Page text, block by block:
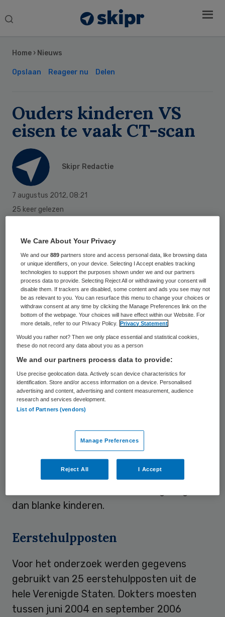
Search
Home › Nieuws
Opslaan Reageer nu Delen
Ouders kinderen VS
eisen te vaak CT-scan
Skipr Redactie
7 augustus 2012, 08:21
25 keer gelezen
Amerikaanse blanke kinderen met lichte
verwondingen aan hun hoofd krijgen
waarschijnlijk te vaak een CT-scan. Dat
gebeurt deels omdat hun ouders dat eisen.
Daardoor worden ze onnodig blootgesteld
aan straling. Dat blijkt uit onderzoek
waarover het tijdschrift Archives of
Pediatrics & Adolescent Medicine schrijft.
De onderzoekers keken hoe vaak kinderen
met een bepaalde etniciteit een CT-scan
kregen. Van de 39.717 kinderen met lichte
hoofdwonden kreeg 42 procent van de
blanke kinderen een CT-scan. Bij Afro-
Amerikaanse kinderen en latino’s was dat
percentage 28. Uit eerdere studies bleek
dat Afro-Amerikaanse kinderen met
dan blanke kinderen.
Eerstehulpposten
Voor het onderzoek werden gegevens
gebruikt van 25 eerstehulpposten uit de
hele Verenigde Staten. Dokters moesten
tussen juni 2004 en september 2006
Sidebar
We Care About Your Privacy
We and our889 partners store and access personal data, like browsing data
or unique identifiers, on your device. Selecting I Accept enables tracking
technologies to support the purposes shown under we and our partners
process data to provide. Selecting Reject All or withdrawing your consent will
disable them. If trackers are disabled, some content and ads you see may not
be as relevant to you. You can resurface this menu to change your choices or
withdraw consent at any time by clicking the Manage Preferences link on the
bottom of the webpage. Your choices will have effect within our Website. For
more details, refer to our Privacy Policy.
Privacy Statement
Would you rather not? Then we only place essential and statistical cookies,
these do not record any data about you as a person
We and our partners process data to provide:
Use precise geolocation data. Actively scan device characteristics for
identification. Store and/or access information on a device. Personalised
advertising and content, advertising and content measurement, audience
research and services development.
List of Partners (vendors)
Manage Preferences
Reject All I Accept